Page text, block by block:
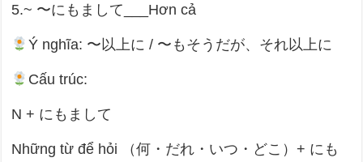
5.~ 〜にもまして___Hơn cả
Ý nghĩa: 〜以上に / 〜もそうだが、それ以上に
Cấu trúc:
N + にもまして
Những từ để hỏi （何・だれ・いつ・どこ）+ にも